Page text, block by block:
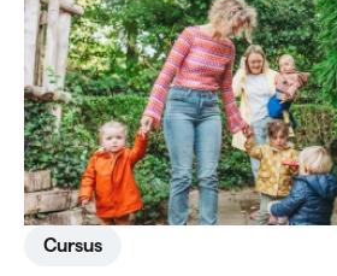
Cursus